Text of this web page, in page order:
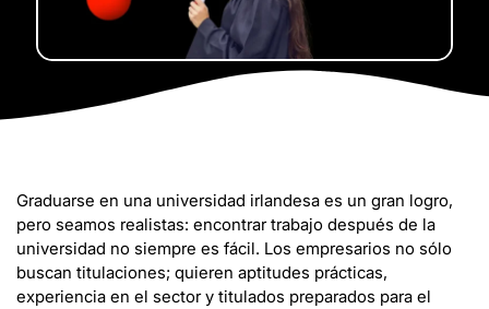
Graduarse en una universidad irlandesa es un gran logro,
pero seamos realistas: encontrar trabajo después de la
universidad no siempre es fácil. Los empresarios no sólo
buscan titulaciones; quieren aptitudes prácticas,
experiencia en el sector y titulados preparados para el